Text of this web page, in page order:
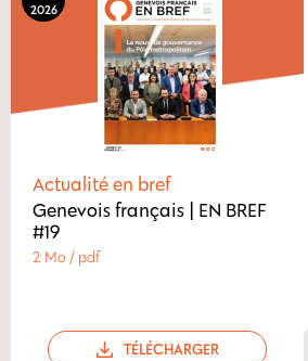
2026
Actualité en bref
Genevois français | EN BREF
#19
2 Mo / pdf
TÉLÉCHARGER